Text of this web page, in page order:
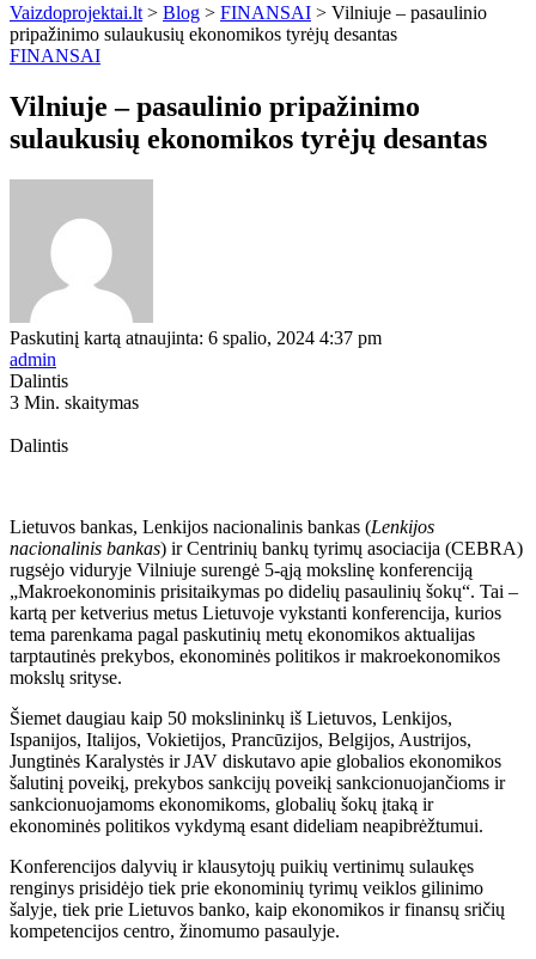
Vaizdoprojektai.lt > Blog > FINANSAI > Vilniuje – pasaulinio
pripažinimo sulaukusių ekonomikos tyrėjų desantas
FINANSAI
Vilniuje – pasaulinio pripažinimo
sulaukusių ekonomikos tyrėjų desantas
Paskutinį kartą atnaujinta: 6 spalio, 2024 4:37 pm
admin
Dalintis
3 Min. skaitymas
Dalintis
Lietuvos bankas, Lenkijos nacionalinis bankas (Lenkijos
nacionalinis bankas) ir Centrinių bankų tyrimų asociacija (CEBRA)
rugsėjo viduryje Vilniuje surengė 5-ąją mokslinę konferenciją
„Makroekonominis prisitaikymas po didelių pasaulinių šokų“. Tai –
kartą per ketverius metus Lietuvoje vykstanti konferencija, kurios
tema parenkama pagal paskutinių metų ekonomikos aktualijas
tarptautinės prekybos, ekonominės politikos ir makroekonomikos
mokslų srityse.
Šiemet daugiau kaip 50 mokslininkų iš Lietuvos, Lenkijos,
Ispanijos, Italijos, Vokietijos, Prancūzijos, Belgijos, Austrijos,
Jungtinės Karalystės ir JAV diskutavo apie globalios ekonomikos
šalutinį poveikį, prekybos sankcijų poveikį sankcionuojančioms ir
sankcionuojamoms ekonomikoms, globalių šokų įtaką ir
ekonominės politikos vykdymą esant dideliam neapibrėžtumui.
Konferencijos dalyvių ir klausytojų puikių vertinimų sulaukęs
renginys prisidėjo tiek prie ekonominių tyrimų veiklos gilinimo
šalyje, tiek prie Lietuvos banko, kaip ekonomikos ir finansų sričių
kompetencijos centro, žinomumo pasaulyje.